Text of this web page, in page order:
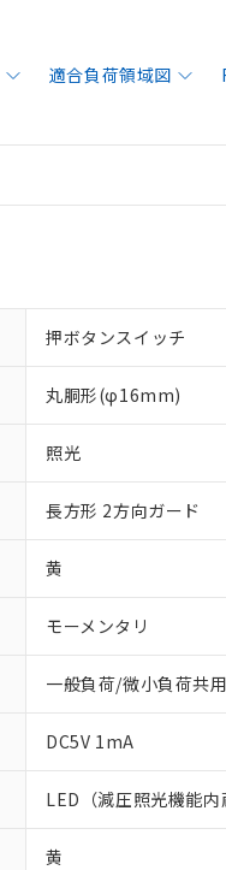
適合負荷領域図
押ボタンスイッチ
丸胴形(φ16mm)
照光
長方形 2方向ガード
黄
モーメンタリ
一般負荷/微小負荷共用
DC5V 1mA
LED（減圧照光機能内
黄